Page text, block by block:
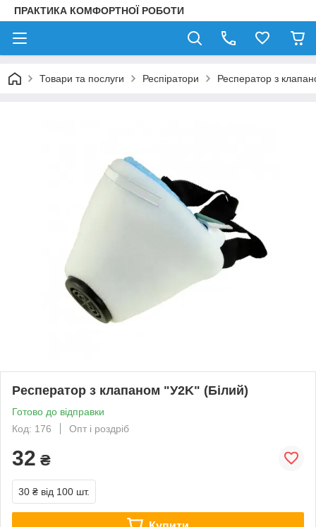
ПРАКТИКА КОМФОРТНОЇ РОБОТИ
Товари та послуги Респіратори Респератор з
Респератор з клапаном "У2K" (Білий)
Готово до відправки
Код: 176
Опт і роздріб
32 ₴
30 ₴ від 100 шт.